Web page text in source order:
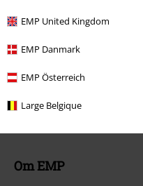
EMP United Kingdom
EMP Danmark
EMP Österreich
Large Belgique
Tävlingar
Beställ EMP-presentkort
Studentrabatt
EMP Backstage Club
Om EMP